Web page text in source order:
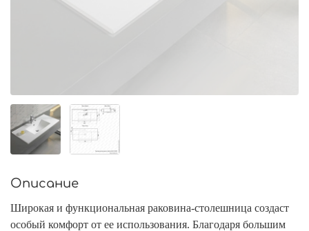
Описание
Широкая и функциональная раковина-столешница создаст
особый комфорт от ее использования. Благодаря большим